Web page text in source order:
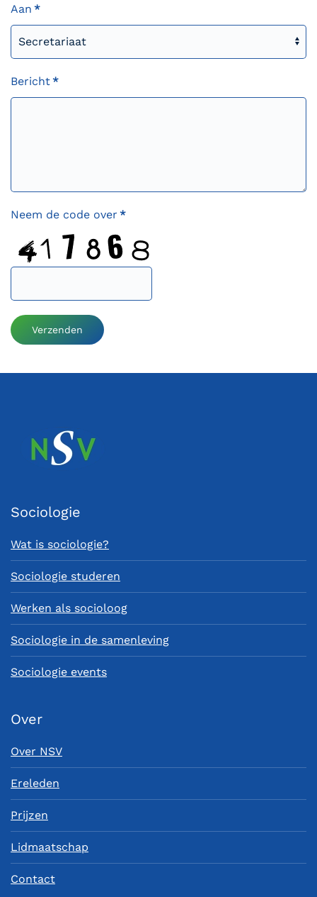
Aan *
Bericht*
Neem de code over *
Verzenden
Sociologie
Wat is sociologie?
Sociologie studeren
Werken als socioloog
Sociologie in de samenleving
Sociologie events
Over
Over NSV
Ereleden
Prijzen
Lidmaatschap
Contact